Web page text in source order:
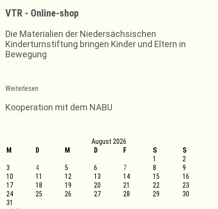
VTR - Online-shop
Die Materialien der Niedersächsischen
Kinderturnstiftung bringen Kinder und Eltern in
Bewegung
Weiterlesen
ehren
unsere
Kooperation mit dem NABU
August 2026
M
D M D F S
S
1
2
3
4 5 6 7 8
9
10
11 12 13 14 15
16
17
18 19 20 21 22
23
24
25 26 27 28 29
30
31